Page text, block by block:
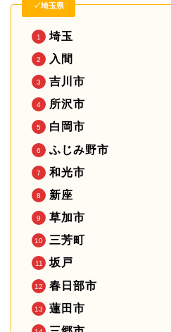
✓埼玉県
埼玉
入間
吉川市
所沢市
白岡市
ふじみ野市
和光市
新座
草加市
三芳町
坂戸
春日部市
蓮田市